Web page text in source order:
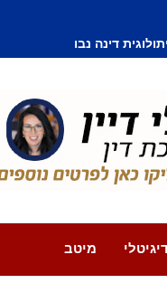
נפצע קל
מיטב